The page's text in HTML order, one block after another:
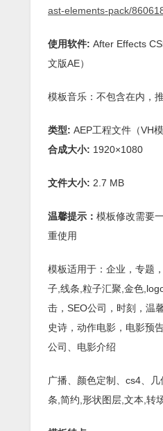
ast-elements-pack/
使用软件: After Effects
文版AE）
模板音乐：不包含在内，
类型: AEP工程文件（VH模
合成大小: 1920×1080
文件大小: 2.7 MB
温馨提示： 模板修改需要
重使用
模板适用于：企业，专题
子,线条,粒子汇聚,金色
击，SEO公司，时刻，温
史诗，动作电影，电影预
公司、电影介绍
广播、颜色定制、cs4、
条,简约,形状图层,文本,转